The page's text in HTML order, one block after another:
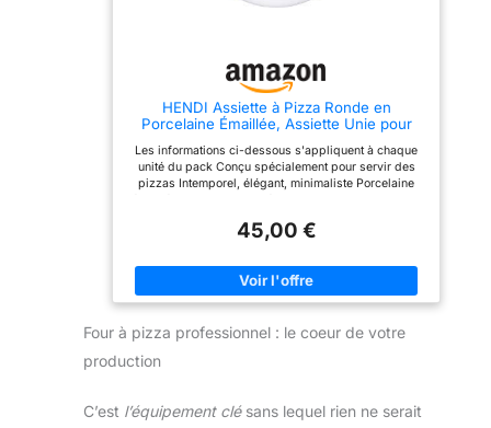
sont de véritables
multitâches – parfaites
comme assiettes à pizza,
assiettes de présentation,
différents repas
principaux. Les
caractéristiques de
font des ustensiles de
Design moderne avec
caractère : choisissez
entre des motifs blancs
classiques, amusants ou
uni. Ces assiettes rondes
s’intègrent parfaitement à
quotidien ou un buffet
HENDI Assiette à Pizza Ronde en
Porcelaine Émaillée, Assiette Unie pour
Lave-vaisselle, ⌀330mm, Blanc (Lot de 6)
Les informations ci-dessous s'appliquent à chaque
unité du pack Conçu spécialement pour servir des
pizzas Intemporel, élégant, minimaliste Porcelaine
four
45,00 €
Four à pizza professionnel : le coeur de votre
production
C’est l’équipement clésans lequel rien ne serait